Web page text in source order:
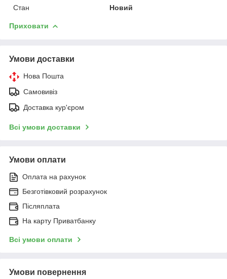
Стан
Новий
Приховати
Умови доставки
Нова Пошта
Самовивіз
Доставка кур'єром
Всі умови доставки
Умови оплати
Оплата на рахунок
Безготівковий розрахунок
Післяплата
На карту Приватбанку
Всі умови оплати
Умови повернення